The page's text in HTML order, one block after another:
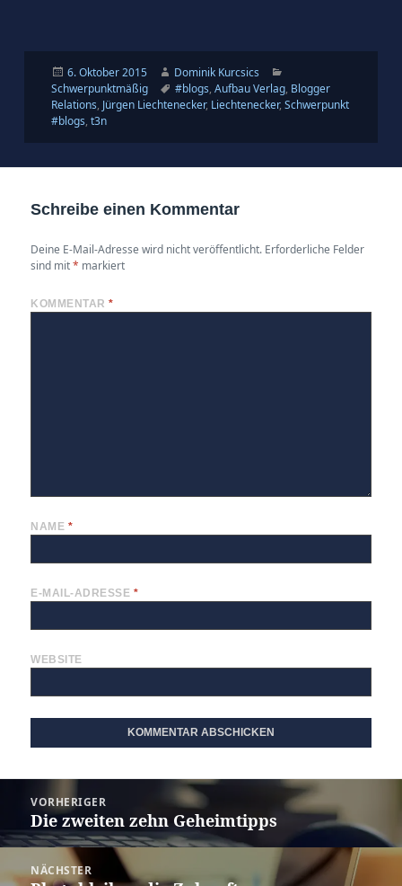
Veröffentlicht
am
6. Oktober 2015 Autor
Dominik Kurcsics
Schwerpunktmäßig
Schlagwörter
#blogs,Aufbau Verlag, Blogger
Relations, Jürgen Liechtenecker, Liechtenecker,Schwerpunkt
#blogs,t3n
Schreibe einen Kommentar
Deine E-Mail-Adresse wird nicht veröffentlicht. Erforderliche Felder
sind mit* markiert
KOMMENTAR*
NAME *
E-MAIL-ADRESSE *
WEBSITE
VORHERIGER
Vorheriger
Beitrag:
Die zweiten zehn Geheimtipps
NÄCHSTER